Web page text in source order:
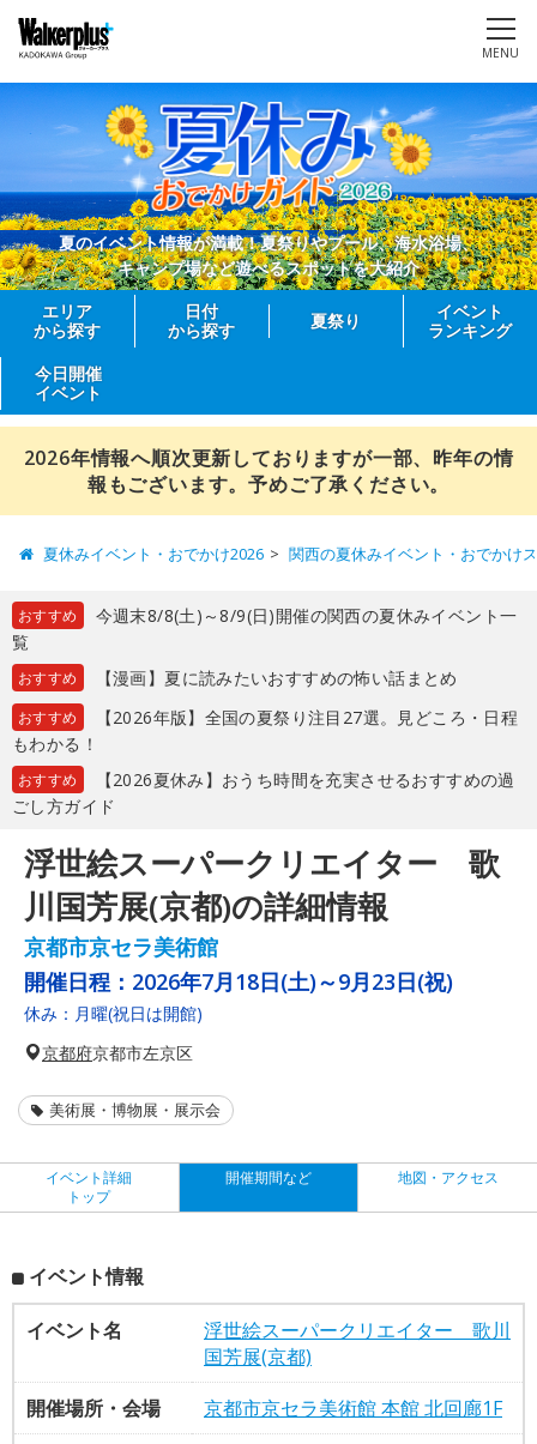
MENU
夏のイベント情報が満載！夏祭りやプール、海水浴場、
キャンプ場など遊べるスポットを大紹介
エリア
から探す
日付
から探す
夏祭り
イベント
ランキング
今日開催
イベント
2026年情報へ順次更新しておりますが一部、昨年の情
報もございます。予めご了承ください。
夏休みイベント・おでかけ2026 関西の夏休みイベント・おでかけ
おすすめ
今週末8/8(土)～8/9(日)開催の関西の夏休みイベント一
覧
おすすめ 【漫画】夏に読みたいおすすめの怖い話まとめ
おすすめ
【2026年版】全国の夏祭り注目27選。見どころ・日程
もわかる！
おすすめ
【2026夏休み】おうち時間を充実させるおすすめの過
ごし方ガイド
浮世絵スーパークリエイター 歌
川国芳展(京都)の詳細情報
京都市京セラ美術館
開催日程： 2026年7月18日(土)～9月23日(祝)
休み：月曜(祝日は開館)
京都府京都市左京区
美術展・博物展・展示会
イベント詳細
トップ
開催期間など 地図・アクセス
イベント情報
イベント名
浮世絵スーパークリエイター 歌川
国芳展(京都)
開催場所・会場
京都市京セラ美術館 本館 北回廊1F